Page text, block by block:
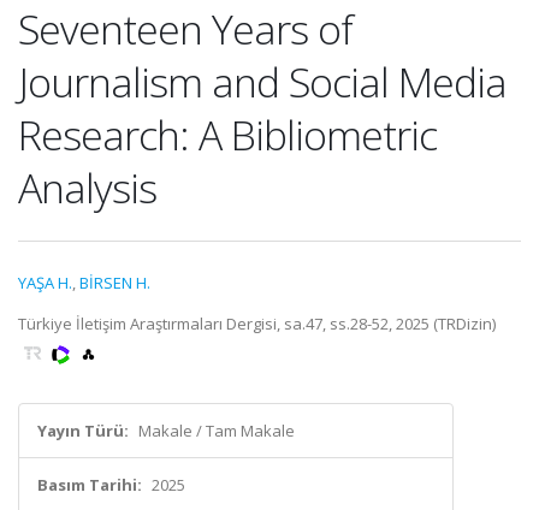
Seventeen Years of
Journalism and Social Media
Research: A Bibliometric
Analysis
YAŞA H.,BİRSEN H.
Türkiye İletişim Araştırmaları Dergisi, sa.47, ss.28-52, 2025 (TRDizin)
Yayın Türü: Makale / Tam Makale
Basım Tarihi: 2025